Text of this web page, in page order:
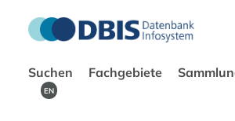
Suchen Fachgebiete
EN